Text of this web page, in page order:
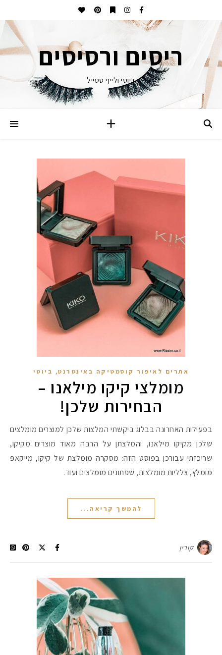
ריסים ורסיסים
ביוטי ולייף סטייל
אתרים לאיפור קוסמטיקה באינטרנט, ביוטי
מומלצי קיקו מילאנו –
הבחירות שלכן!
בפעילות האחרונה בבלוג ביקשתי המלצות שלכן למוצרים מומלצים
שלכן מקיקו מילאנו, והמלצתן על הרבה מאוד מוצרים מקיקו,
שריכזתי עבורכן בפוסט הזה: מסקרה מומלצת של קיקו, מייקאפ
מומלץ, צלליות מומלצות, שפתונים מומלצים ועוד.
להמשך קריאה...
קורין